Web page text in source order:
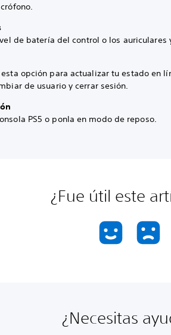
de batería del control o los auriculares
esta opción para actualizar tu estado en
de usuario y cerrar sesión.
PS5 o ponla en modo de reposo.
¿Fue útil este
¿Necesitas